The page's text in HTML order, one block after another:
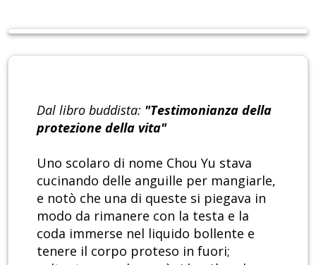
Dal libro buddista: "Testimonianza della
protezione della vita"
Uno scolaro di nome Chou Yu stava
cucinando delle anguille per mangiarle,
e notò che una di queste si piegava in
modo da rimanere con la testa e la
coda immerse nel liquido bollente e
tenere il corpo proteso in fuori;